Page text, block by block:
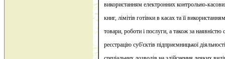
використанням електронних контрольно-
книг, лімітів готівки в касах та її
товари, роботи і послуги, а також за наявністю
реєстрацію суб'єктів підприємницької